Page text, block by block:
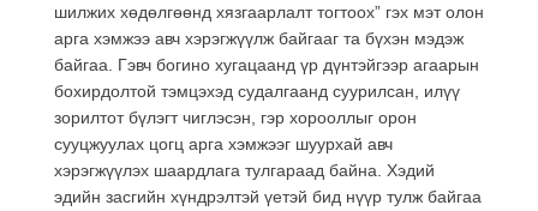
шилжих хөдөлгөөнд хязгаарлалт тогтоох” гэх мэт олон
арга хэмжээ авч хэрэгжүүлж байгааг та бүхэн мэдэж
байгаа. Гэвч богино хугацаанд үр дүнтэйгээр агаарын
бохирдолтой тэмцэхэд судалгаанд суурилсан, илүү
зорилтот бүлэгт чиглэсэн, гэр хорооллыг орон
сууцжуулах цогц арга хэмжээг шуурхай авч
хэрэгжүүлэх шаардлага тулгараад байна. Хэдий
эдийн засгийн хүндрэлтэй үетэй бид нүүр тулж байгаа